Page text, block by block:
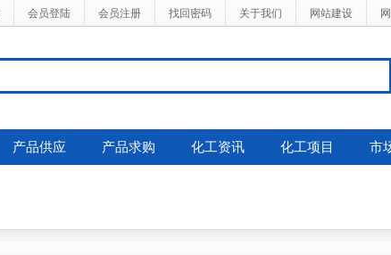
会员登陆 会员注册 找回密码 关于我们 网站建设
产品供应 产品求购 化工资讯 化工项目 市